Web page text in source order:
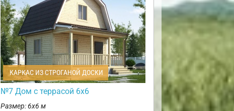
КАРКАС ИЗ СТРОГАНОЙ ДОСКИ
№7 Дом с террасой 6х6
Размер: 6х6 м